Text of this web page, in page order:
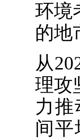
环境
的地
从
理攻
力推
间平